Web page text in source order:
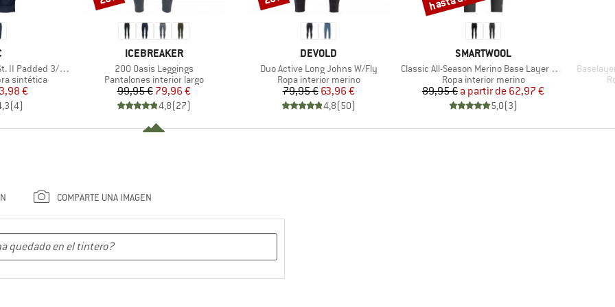
3/4 Pants
sintética
reducido
€
(4)
MARCA
ICEBREAKER
Artículo
200 Oasis Leggings
Product group
Pantalones interior largo
Precio
99,95 €Precio reducido
79,96 €
4,8(27)
MARCA
DEVOLD
Artículo
Duo Active Long Johns W/Fly
Product group
Ropa interior merino
Precio
79,95 €Precio reducido
63,96 €
4,8(50)
MARCA
SMARTWOOL
Artículo
Classic All-Season Merino Base Layer Bottom Boxed
Product group
Ropa interior merino
Precio
89,95 € Precio reducido
a partir de 62,97 €
5,0(3)
Artículo
COMPARTE UNA IMAGEN